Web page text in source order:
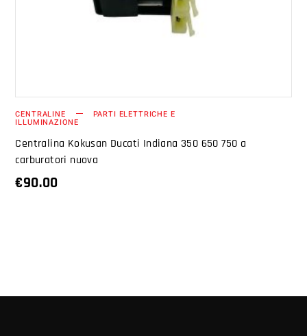
CENTRALINE PARTI ELETTRICHE E
ILLUMINAZIONE
Centralina Kokusan Ducati Indiana 350 650 750 a
carburatori nuova
€90.00